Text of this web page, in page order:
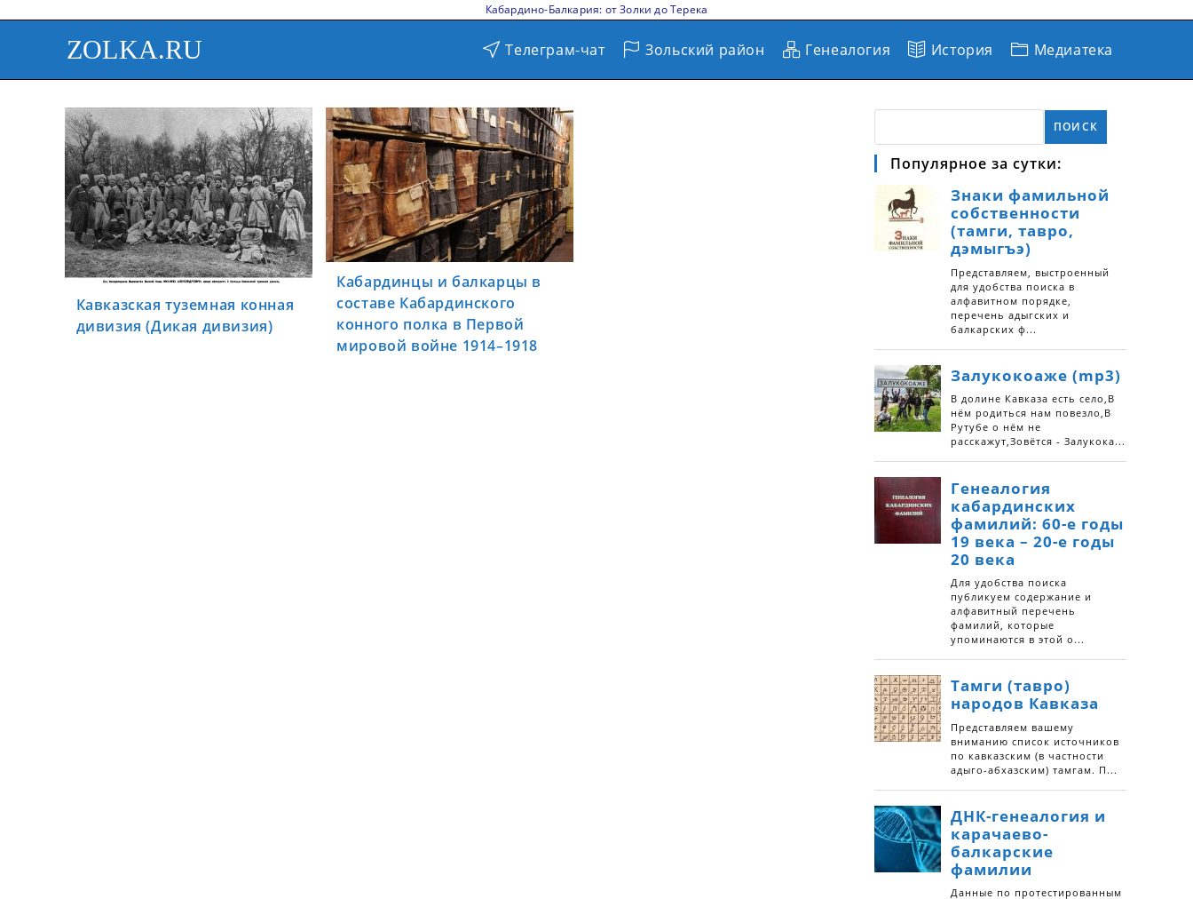
Кабардино-Балкария: от Золки до Терека
ZOLKA.RU Телеграм-чат Зольский район Генеалогия История Медиатека
Кавказская туземная конная
дивизия (Дикая дивизия)
Кабардинцы и балкарцы в
составе Кабардинского
конного полка в Первой
мировой войне 1914–1918
ПОИСК
Популярное за сутки: